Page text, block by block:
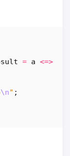
= a <=>
\n" ;